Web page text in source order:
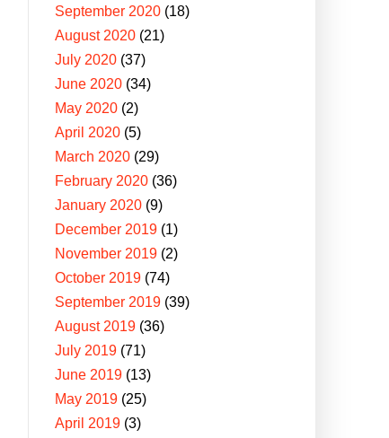
September 2020 (18)
August 2020 (21)
July 2020 (37)
June 2020 (34)
May 2020 (2)
April 2020 (5)
March 2020 (29)
February 2020 (36)
January 2020 (9)
December 2019 (1)
November 2019 (2)
October 2019 (74)
September 2019 (39)
August 2019 (36)
July 2019 (71)
June 2019 (13)
May 2019 (25)
April 2019 (3)